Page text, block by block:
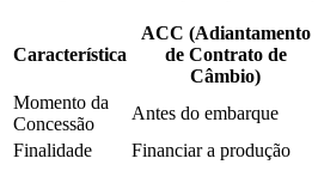
Característica
ACC (Adiantamento
de Contrato de
Câmbio)
Momento da
Concessão
Antes do embarque
Finalidade
Financiar a produção